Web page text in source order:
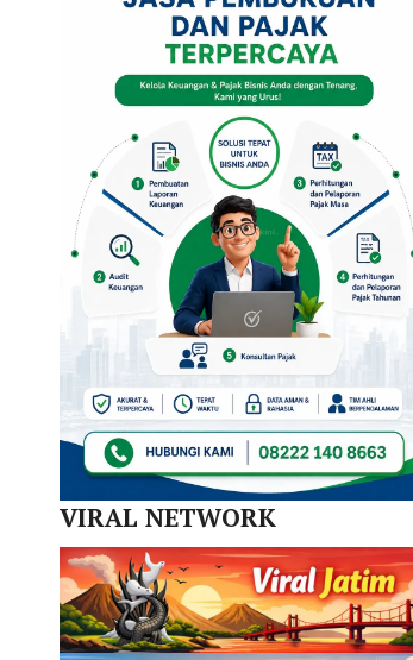
Halteng
Jasa
Konstruksi
Daerah
Dalam
di KM
30
Akejira
Mulai
di 10
VIRAL NETWORK